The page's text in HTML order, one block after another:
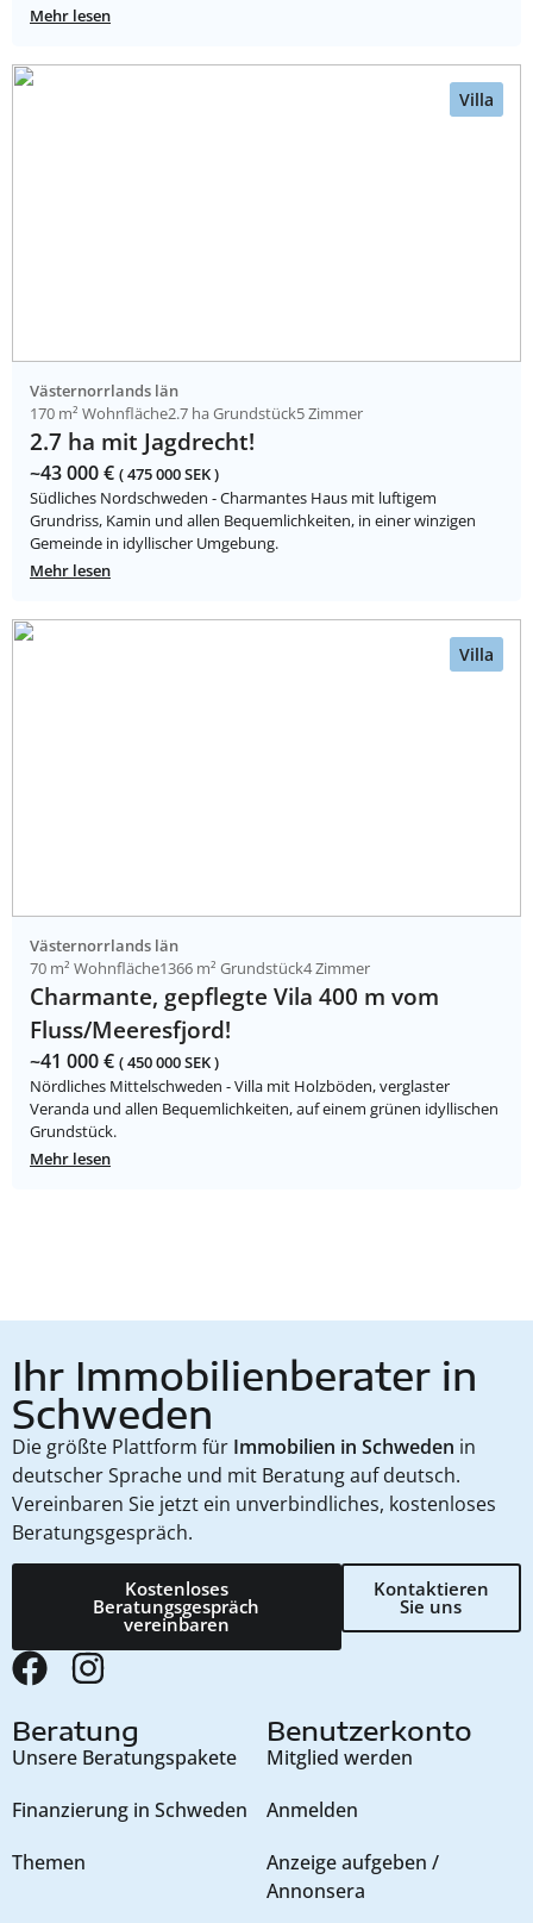
Mehr lesen
Villa
Västernorrlands län
170 m² Wohnfläche2.7 ha Grundstück5 Zimmer
2.7 ha mit Jagdrecht!
~43 000 € ( 475 000 SEK )
Südliches Nordschweden - Charmantes Haus mit luftigem
Grundriss, Kamin und allen Bequemlichkeiten, in einer winzigen
Gemeinde in idyllischer Umgebung.
Mehr lesen
Villa
Västernorrlands län
70 m² Wohnfläche1366 m² Grundstück4 Zimmer
Charmante, gepflegte Vila 400 m vom
Fluss/Meeresfjord!
~41 000 € ( 450 000 SEK )
Nördliches Mittelschweden - Villa mit Holzböden, verglaster
Veranda und allen Bequemlichkeiten, auf einem grünen idyllischen
Grundstück.
Mehr lesen
Ihr Immobilienberater in
Schweden
Die größte Plattform für Immobilien in Schweden in
deutscher Sprache und mit Beratung auf deutsch.
Vereinbaren Sie jetzt ein unverbindliches, kostenloses
Beratungsgespräch.
Kostenloses
Beratungsgespräch
vereinbaren
Kontaktieren
Sie uns
Beratung
Unsere Beratungspakete
Finanzierung in Schweden
Themen
Benutzerkonto
Mitglied werden
Anmelden
Anzeige aufgeben /
Annonsera